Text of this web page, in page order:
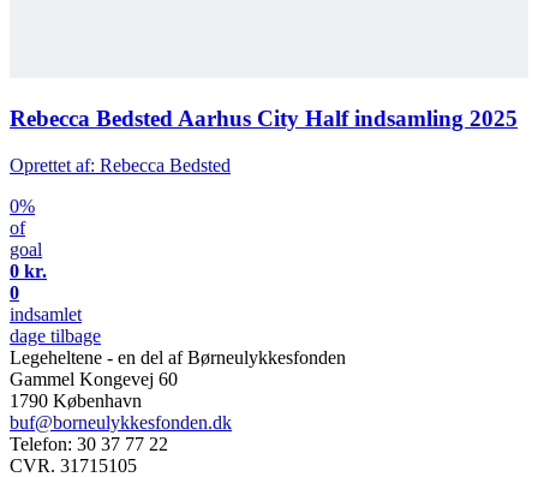
Rebecca Bedsted Aarhus City Half indsamling 2025
Oprettet af: Rebecca Bedsted
0%
of
goal
0 kr.
0
indsamlet
dage tilbage
Legeheltene - en del af Børneulykkesfonden
Gammel Kongevej 60
1790 København
buf@borneulykkesfonden.dk
Telefon: 30 37 77 22
CVR. 31715105